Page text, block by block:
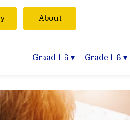
About
Graad 1-6 ▾ Grade 1-6 ▾